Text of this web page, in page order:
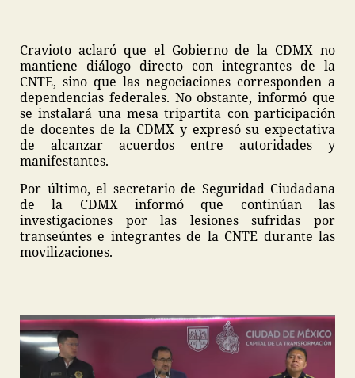
Cravioto aclaró que el Gobierno de la CDMX no
mantiene diálogo directo con integrantes de la
CNTE, sino que las negociaciones corresponden a
dependencias federales. No obstante, informó que
se instalará una mesa tripartita con participación
de docentes de la CDMX y expresó su expectativa
de alcanzar acuerdos entre autoridades y
manifestantes.
Por último, el secretario de Seguridad Ciudadana
de la CDMX informó que continúan las
investigaciones por las lesiones sufridas por
transeúntes e integrantes de la CNTE durante las
movilizaciones.